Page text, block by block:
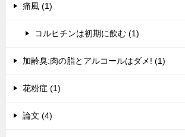
痛風 (1)
コルヒチンは初期に飲む (1)
加齢臭:肉の脂とアルコールはダメ! (1)
花粉症 (1)
論文 (4)